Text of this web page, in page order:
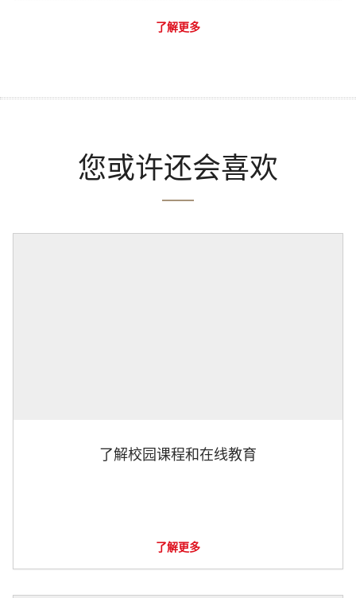
了解更多
您或许还会喜欢
了解校园课程和在线教育
了解更多